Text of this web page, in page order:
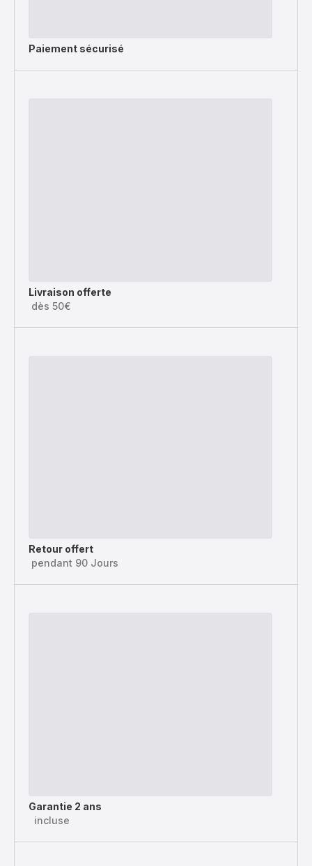
Paiement sécurisé
Livraison offerte
dès 50€
Retour offert
pendant 90 Jours
Garantie 2 ans
incluse